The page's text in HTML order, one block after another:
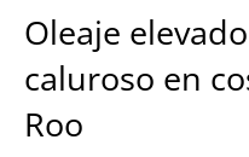
Oleaje
caluroso en
Roo